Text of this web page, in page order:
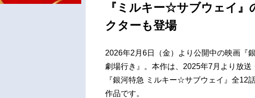
『ミルキー☆サブウェイ』
クターも登場
2026年2月6日（金）より公開中の映画『
劇場行き』。本作は、2025年7月より放
『銀河特急 ミルキー☆サブウェイ』全12
作品です。